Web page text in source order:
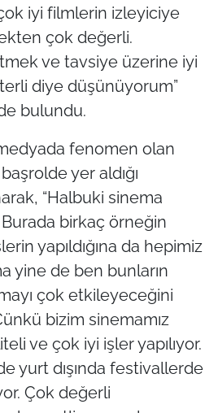
iyi filmlerin izleyiciye
çok değerli.
ve tavsiye üzerine iyi
diye düşünüyorum”
bulundu.
fenomen olan
yer aldığı
“Halbuki sinema
birkaç örneğin
yapıldığına da hepimiz
yine de ben bunların
çok etkileyeceğini
bizim sinemamız
ve çok iyi işler yapılıyor.
yurt dışında festivallerde
Çok değerli